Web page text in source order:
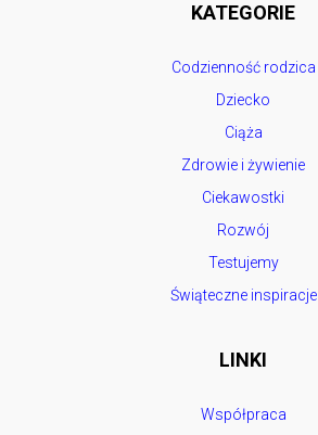
KATEGORIE
Codzienność rodzica
Dziecko
Ciąża
Zdrowie i żywienie
Ciekawostki
Rozwój
Testujemy
Świąteczne inspiracje
LINKI
Współpraca